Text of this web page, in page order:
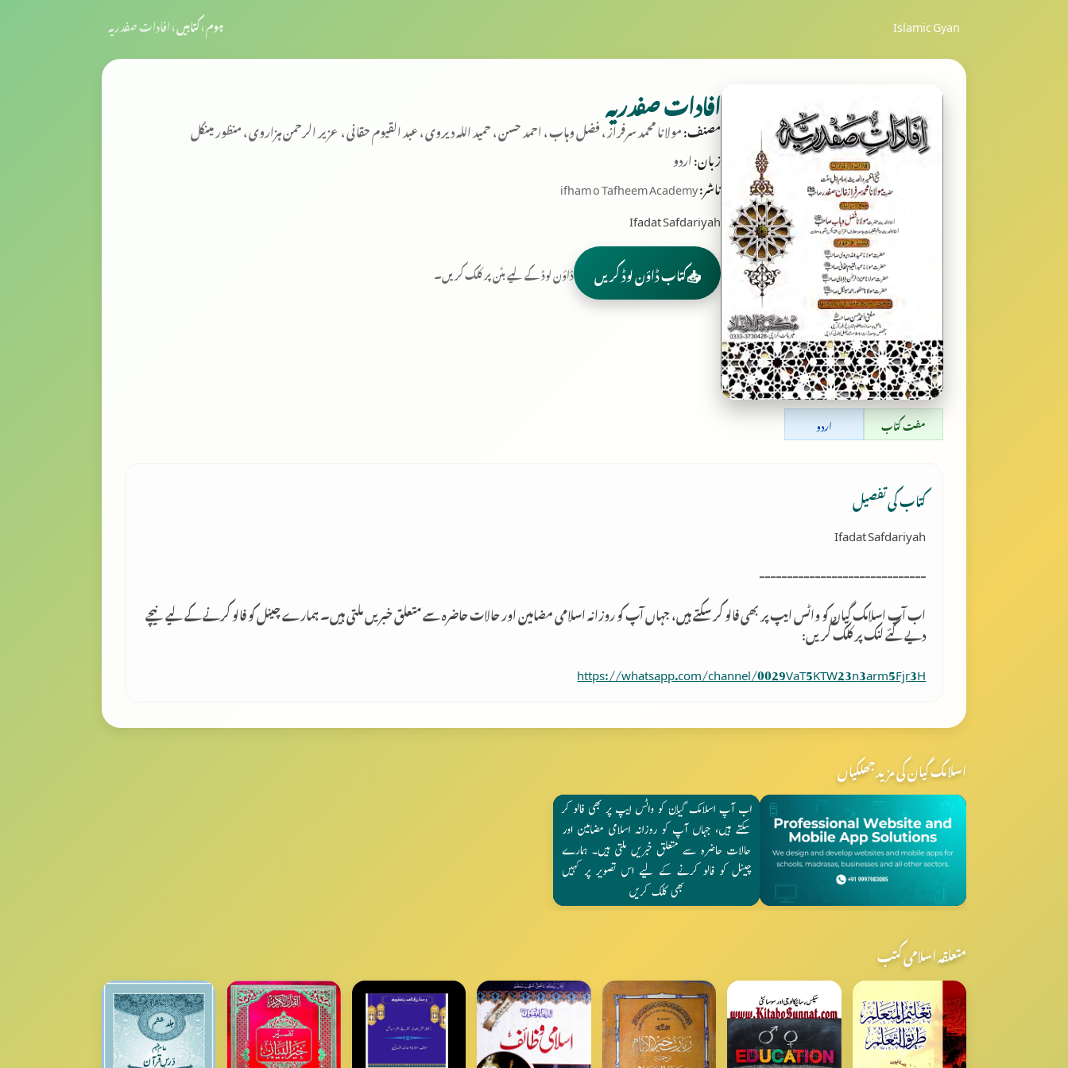
Islamic Gyan ہوم›کتابیں›افادات صفدریہ
مفت کتاب اردو
افادات صفدریہ
مصنف:مولانا محمد سرفراز ، فضل وہاب ، احمد حسن ، حمید اللہ دیروی ، عبد القیوم حقانی ، عزیر الرحمن ہزاروی ، منظور مینگل
زبان:اردو
ناشر:
Ifadat Safdariyah
📥کتاب ڈاؤن لوڈ کریں ڈاؤن لوڈ کے لیے بٹن پر کلک کریں۔
کتاب کی تفصیل
Ifadat Safdariyah
------------------------------
اب آپ اسلامک گِیان کو واٹس ایپ پر بھی فالو کر سکتے ہیں، جہاں آپ کو روزانہ اسلامی مضامین اور حالات حاضرہ سے متعلق خبریں ملتی ہیں۔ ہمارے چینل کو فالو کرنے کے لیے نیچے
دیے گئے لنک پر کلک کریں:
https://whatsapp.com/channel/0029VaT5KTW23n3arm5Fjr3H
اسلامک گیان کی مزید جھلکیاں
متعلقہ اسلامی کتب